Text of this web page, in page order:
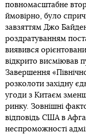
повномасштабне
ймовірно, було
завзяттям Джо
роздратуванням
виявився
відкрито висміював
Завершення
розколоти західну
угоди з Китаєм
ринку. Зовнішні
відповідь США в
неспроможності